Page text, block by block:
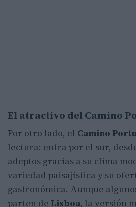
El atractivo del Camino
Por otro lado, el Camino
lectura: entra por el sur,
adeptos gracias a su clima
variedad paisajística y su
gastronómica. Aunque
parten de Lisboa, la versión